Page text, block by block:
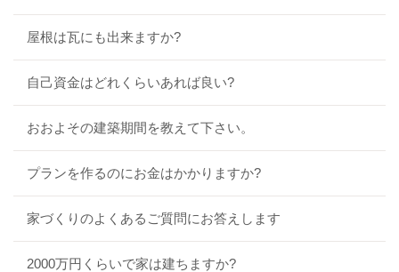
屋根は瓦にも出来ますか?
自己資金はどれくらいあれば良い?
おおよその建築期間を教えて下さい。
プランを作るのにお金はかかりますか?
家づくりのよくあるご質問にお答えします
2000万円くらいで家は建ちますか?